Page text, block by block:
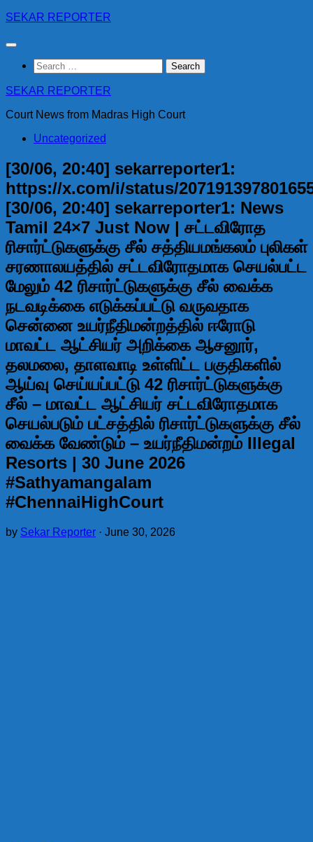
Skip
content
SEKAR REPORTER
Search
for:
SEKAR REPORTER
Court News from Madras High Court
Uncategorized
[30/06, 20:40] sekarreporter1:
https://x.com/i/status/
[30/06, 20:40] sekarreporter1: News
Tamil 24×7 Just Now | சட்டவிரோத
ரிசார்ட்டுகளுக்கு சீல் சத்தியமங்கலம் புலிகள்
சரணாலயத்தில் சட்டவிரோதமாக செயல்பட்ட
மேலும் 42 ரிசார்ட்டுகளுக்கு சீல் வைக்க
நடவடிக்கை எடுக்கப்பட்டு வருவதாக
சென்னை உயர்நீதிமன்றத்தில் ஈரோடு
மாவட்ட ஆட்சியர் அறிக்கை ஆசனூர்,
தலமலை, தாளவாடி உள்ளிட்ட பகுதிகளில்
ஆய்வு செய்யப்பட்டு 42 ரிசார்ட்டுகளுக்கு
சீல் – மாவட்ட ஆட்சியர் சட்டவிரோதமாக
செயல்படும் பட்சத்தில் ரிசார்ட்டுகளுக்கு சீல்
வைக்க வேண்டும் – உயர்நீதிமன்றம் Illegal
Resorts | 30 June 2026
#Sathyamangalam
#ChennaiHighCourt
by Sekar Reporter · June 30, 2026